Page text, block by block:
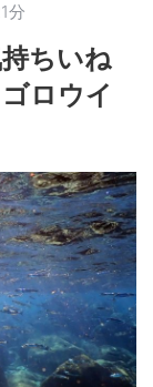
分
ちいね
ロウイ